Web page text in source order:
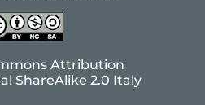
Attribution
ShareAlike 2.0 Italy